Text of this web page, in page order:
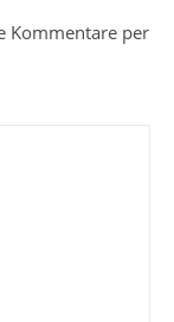
Kommentare per